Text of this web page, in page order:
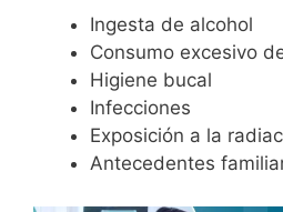
Ingesta de alcohol
Consumo excesivo
Higiene bucal
Infecciones
Exposición a la
Antecedentes